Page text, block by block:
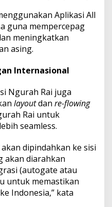
Aplikasi All
guna mempercepag
meningkatkan
asing.
Internasional
Ngurah Rai juga
layoutdan re-flowing
Rai untuk
seamless.
dipindahkan ke sisi
akan diarahkan
(autogate atau
untuk memastikan
Indonesia,” kata